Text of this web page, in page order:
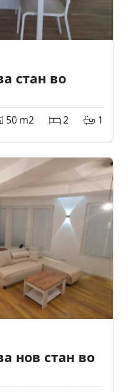
стан во
50 m2 2 1
нов стан во